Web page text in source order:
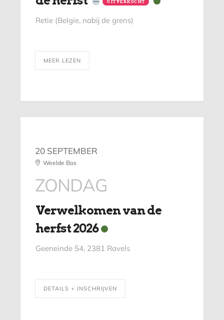
UITVERKOCHT
Retie (Belgie, nabij de grens)
MEER LEZEN
20 SEPTEMBER
Weelde Bos
ZONDAG
Verwelkomen van de
herfst 2026
Geeneinde 54, 2381 Ravels
DETAILS + INSCHRIJVEN